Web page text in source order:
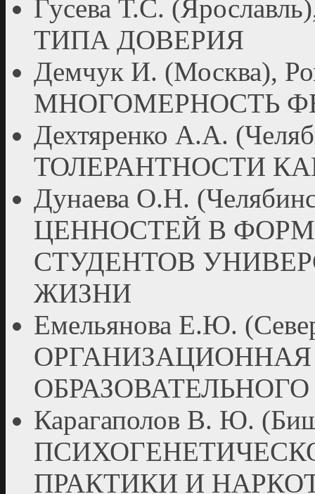
Гусева Т.С.
ТИПА ДОВЕРИЯ
Демчук И. (Москва),
МНОГОМЕРНОСТЬ
Дехтяренко А.А.
ТОЛЕРАНТНОСТИ
Дунаева О.Н.
ЦЕННОСТЕЙ В
СТУДЕНТОВ
ЖИЗНИ
Емельянова Е.Ю.
ОРГАНИЗАЦИОННАЯ
Карагаполов В. Ю.
ПРАКТИКИ И